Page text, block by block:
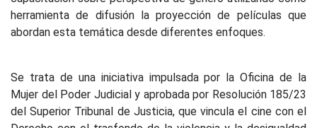
herramienta de difusión la proyección de películas que
abordan esta temática desde diferentes enfoques.
Se trata de una iniciativa impulsada por la Oficina de la
Mujer del Poder Judicial y aprobada por Resolución 185/23
del Superior Tribunal de Justicia, que vincula el cine con el